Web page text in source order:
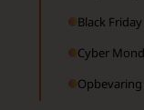
Black Friday
Cyber